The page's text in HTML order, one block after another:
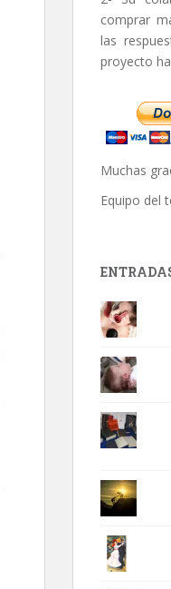
comprar
las
proyecto
Muchas
Equipo del